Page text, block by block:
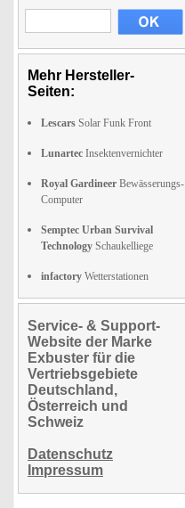
Mehr Hersteller-
Seiten:
Lescars Solar Funk Front
Lunartec Insektenvernichter
Royal Gardineer Bewässerungs-
Computer
Semptec Urban Survival
Technology Schaukelliege
infactory Wetterstationen
Service- & Support-
Website der Marke
Exbuster für die
Vertriebsgebiete
Deutschland,
Österreich und
Schweiz
Datenschutz
Impressum